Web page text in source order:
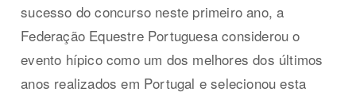
sucesso do concurso neste primeiro ano, a
Federação Equestre Portuguesa considerou o
evento hípico como um dos melhores dos últimos
anos realizados em Portugal e selecionou esta